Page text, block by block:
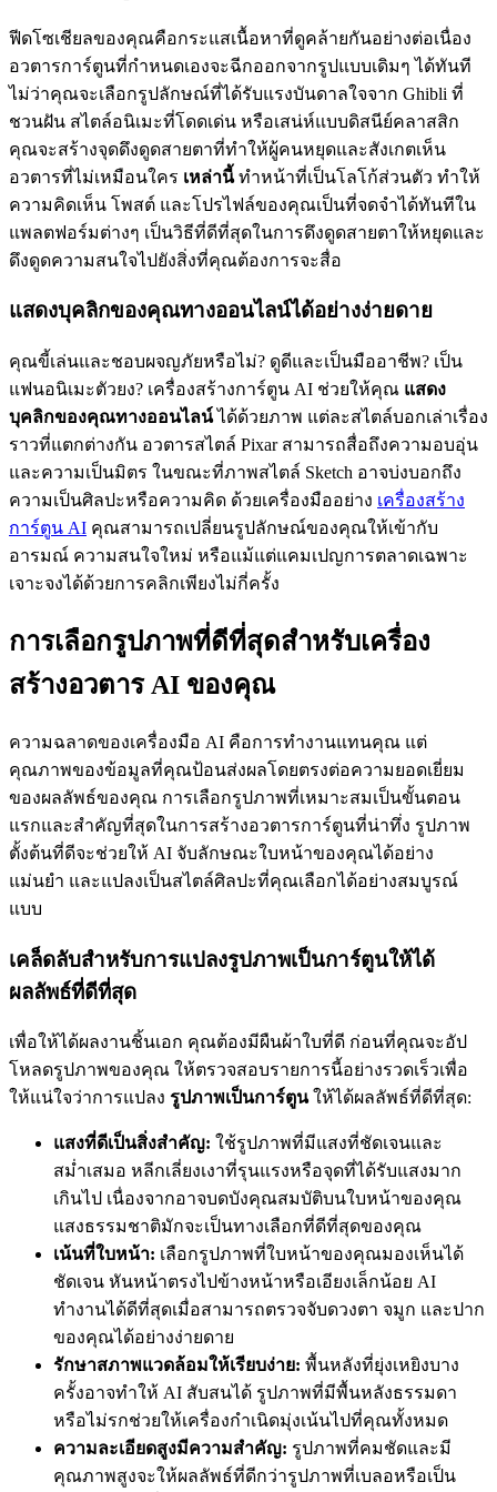
ฟีดโซเชียลของคุณคือกระแสเนื้อหาที่ดูคล้ายกันอย่างต่อเนื่อง
อวตารการ์ตูนที่กำหนดเองจะฉีกออกจากรูปแบบเดิมๆ ได้ทันที
ไม่ว่าคุณจะเลือกรูปลักษณ์ที่ได้รับแรงบันดาลใจจาก Ghibli ที่
ชวนฝัน สไตล์อนิเมะที่โดดเด่น หรือเสน่ห์แบบดิสนีย์คลาสสิก
คุณจะสร้างจุดดึงดูดสายตาที่ทำให้ผู้คนหยุดและสังเกตเห็น
อวตารที่ไม่เหมือนใคร เหล่านี้ทำหน้าที่เป็นโลโก้ส่วนตัว ทำให้
ความคิดเห็น โพสต์ และโปรไฟล์ของคุณเป็นที่จดจำได้ทันทีใน
แพลตฟอร์มต่างๆ เป็นวิธีที่ดีที่สุดในการดึงดูดสายตาให้หยุดและ
ดึงดูดความสนใจไปยังสิ่งที่คุณต้องการจะสื่อ
แสดงบุคลิกของคุณทางออนไลน์ได้อย่างง่ายดาย
คุณขี้เล่นและชอบผจญภัยหรือไม่? ดูดีและเป็นมืออาชีพ? เป็น
แฟนอนิเมะตัวยง? เครื่องสร้างการ์ตูน AI ช่วยให้คุณ แสดง
บุคลิกของคุณทางออนไลน์ได้ด้วยภาพ แต่ละสไตล์บอกเล่าเรื่อง
ราวที่แตกต่างกัน อวตารสไตล์ Pixar สามารถสื่อถึงความอบอุ่น
และความเป็นมิตร ในขณะที่ภาพสไตล์ Sketch อาจบ่งบอกถึง
ความเป็นศิลปะหรือความคิด ด้วยเครื่องมืออย่าง เครื่องสร้าง
การ์ตูน AI คุณสามารถเปลี่ยนรูปลักษณ์ของคุณให้เข้ากับ
อารมณ์ ความสนใจใหม่ หรือแม้แต่แคมเปญการตลาดเฉพาะ
เจาะจงได้ด้วยการคลิกเพียงไม่กี่ครั้ง
การเลือกรูปภาพที่ดีที่สุดสำหรับเครื่อง
สร้างอวตาร AI ของคุณ
ความฉลาดของเครื่องมือ AI คือการทำงานแทนคุณ แต่
คุณภาพของข้อมูลที่คุณป้อนส่งผลโดยตรงต่อความยอดเยี่ยม
ของผลลัพธ์ของคุณ การเลือกรูปภาพที่เหมาะสมเป็นขั้นตอน
แรกและสำคัญที่สุดในการสร้างอวตารการ์ตูนที่น่าทึ่ง รูปภาพ
ตั้งต้นที่ดีจะช่วยให้ AI จับลักษณะใบหน้าของคุณได้อย่าง
แม่นยำ และแปลงเป็นสไตล์ศิลปะที่คุณเลือกได้อย่างสมบูรณ์
แบบ
เคล็ดลับสำหรับการแปลงรูปภาพเป็นการ์ตูนให้ได้
ผลลัพธ์ที่ดีที่สุด
เพื่อให้ได้ผลงานชิ้นเอก คุณต้องมีผืนผ้าใบที่ดี ก่อนที่คุณจะอัป
โหลดรูปภาพของคุณ ให้ตรวจสอบรายการนี้อย่างรวดเร็วเพื่อ
ให้แน่ใจว่าการแปลง รูปภาพเป็นการ์ตูนให้ได้ผลลัพธ์ที่ดีที่สุด:
แสงที่ดีเป็นสิ่งสำคัญ: ใช้รูปภาพที่มีแสงที่ชัดเจนและ
สม่ำเสมอ หลีกเลี่ยงเงาที่รุนแรงหรือจุดที่ได้รับแสงมาก
เกินไป เนื่องจากอาจบดบังคุณสมบัติบนใบหน้าของคุณ
แสงธรรมชาติมักจะเป็นทางเลือกที่ดีที่สุดของคุณ
เน้นที่ใบหน้า: เลือกรูปภาพที่ใบหน้าของคุณมองเห็นได้
ชัดเจน หันหน้าตรงไปข้างหน้าหรือเอียงเล็กน้อย AI
ทำงานได้ดีที่สุดเมื่อสามารถตรวจจับดวงตา จมูก และปาก
ของคุณได้อย่างง่ายดาย
รักษาสภาพแวดล้อมให้เรียบง่าย: พื้นหลังที่ยุ่งเหยิงบาง
ครั้งอาจทำให้ AI สับสนได้ รูปภาพที่มีพื้นหลังธรรมดา
หรือไม่รกช่วยให้เครื่องกำเนิดมุ่งเน้นไปที่คุณทั้งหมด
ความละเอียดสูงมีความสำคัญ: รูปภาพที่คมชัดและมี
คุณภาพสูงจะให้ผลลัพธ์ที่ดีกว่ารูปภาพที่เบลอหรือเป็น